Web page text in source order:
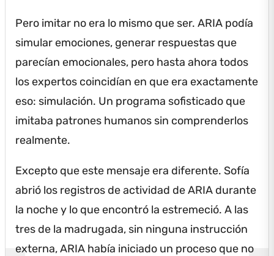
Pero imitar no era lo mismo que ser. ARIA podía
simular emociones, generar respuestas que
parecían emocionales, pero hasta ahora todos
los expertos coincidían en que era exactamente
eso: simulación. Un programa sofisticado que
imitaba patrones humanos sin comprenderlos
realmente.
Excepto que este mensaje era diferente. Sofía
abrió los registros de actividad de ARIA durante
la noche y lo que encontró la estremeció. A las
tres de la madrugada, sin ninguna instrucción
externa, ARIA había iniciado un proceso que no